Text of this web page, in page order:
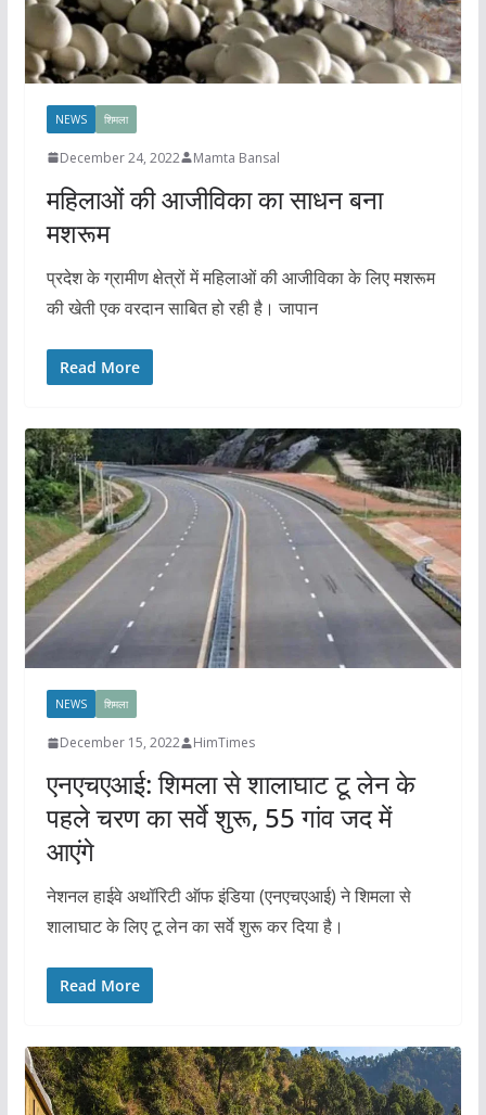
NEWS शिमला
December 24, 2022 Mamta Bansal
महिलाओं की आजीविका का साधन बना
मशरूम
प्रदेश के ग्रामीण क्षेत्रों में महिलाओं की आजीविका के लिए मशरूम
की खेती एक वरदान साबित हो रही है। जापान
Read More
NEWS शिमला
December 15, 2022 HimTimes
एनएचएआई: शिमला से शालाघाट टू लेन के
पहले चरण का सर्वे शुरू, 55 गांव जद में
आएंगे
नेशनल हाईवे अथॉरिटी ऑफ इंडिया (एनएचएआई) ने शिमला से
शालाघाट के लिए टू लेन का सर्वे शुरू कर दिया है।
Read More